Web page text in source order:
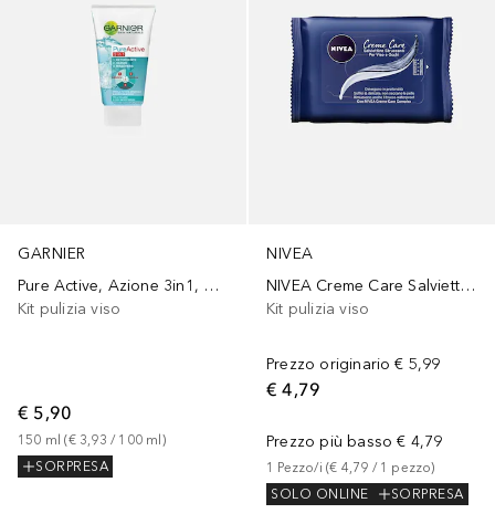
GARNIER
Pure Active, Azione 3in1, Detergente + scrub + maschera per pelli grasse o con imperfezioni, 0
Kit pulizia viso
€ 5,90
150 ml (€ 3,93 / 100 ml )
SORPRESA
NIVEA
NIVEA Creme Care Salviettine Struccanti Viso
Kit pulizia viso
Prezzo originario € 5,99
€ 4,79
Prezzo più basso € 4,79
1 Pezzo/i (€ 4,79 / 1 pezzo)
SOLO ONLINE
SORPRESA